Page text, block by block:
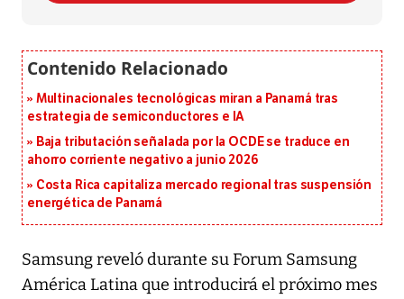
Multinacionales tecnológicas miran a Panamá tras
estrategia de semiconductores e IA
Baja tributación señalada por la OCDE se traduce en
ahorro corriente negativo a junio 2026
Costa Rica capitaliza mercado regional tras suspensión
energética de Panamá
Samsung reveló durante su Forum Samsung
América Latina que introducirá el próximo mes